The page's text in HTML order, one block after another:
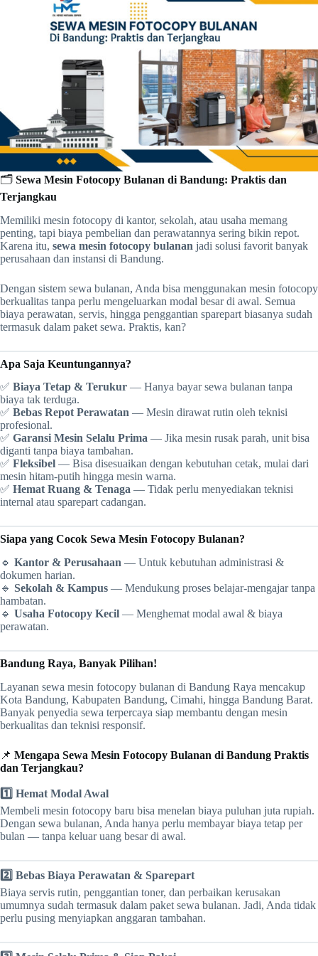
🗂️ Sewa Mesin Fotocopy Bulanan di Bandung: Praktis dan
Terjangkau
Memiliki mesin fotocopy di kantor, sekolah, atau usaha memang
penting, tapi biaya pembelian dan perawatannya sering bikin repot.
Karena itu, sewa mesin fotocopy bulanan jadi solusi favorit banyak
perusahaan dan instansi di Bandung.
Dengan sistem sewa bulanan, Anda bisa menggunakan mesin fotocopy
berkualitas tanpa perlu mengeluarkan modal besar di awal. Semua
biaya perawatan, servis, hingga penggantian sparepart biasanya sudah
termasuk dalam paket sewa. Praktis, kan?
Apa Saja Keuntungannya?
✅ Biaya Tetap & Terukur — Hanya bayar sewa bulanan tanpa
biaya tak terduga.
✅ Bebas Repot Perawatan — Mesin dirawat rutin oleh teknisi
profesional.
✅ Garansi Mesin Selalu Prima — Jika mesin rusak parah, unit bisa
diganti tanpa biaya tambahan.
✅ Fleksibel — Bisa disesuaikan dengan kebutuhan cetak, mulai dari
mesin hitam-putih hingga mesin warna.
✅ Hemat Ruang & Tenaga — Tidak perlu menyediakan teknisi
internal atau sparepart cadangan.
Siapa yang Cocok Sewa Mesin Fotocopy Bulanan?
🔹 Kantor & Perusahaan — Untuk kebutuhan administrasi &
dokumen harian.
🔹 Sekolah & Kampus — Mendukung proses belajar-mengajar tanpa
hambatan.
🔹 Usaha Fotocopy Kecil — Menghemat modal awal & biaya
perawatan.
Bandung Raya, Banyak Pilihan!
Layanan sewa mesin fotocopy bulanan di Bandung Raya mencakup
Kota Bandung, Kabupaten Bandung, Cimahi, hingga Bandung Barat.
Banyak penyedia sewa terpercaya siap membantu dengan mesin
berkualitas dan teknisi responsif.
📌 Mengapa Sewa Mesin Fotocopy Bulanan di Bandung Praktis
dan Terjangkau?
1️⃣ Hemat Modal Awal
Membeli mesin fotocopy baru bisa menelan biaya puluhan juta rupiah.
Dengan sewa bulanan, Anda hanya perlu membayar biaya tetap per
bulan — tanpa keluar uang besar di awal.
2️⃣ Bebas Biaya Perawatan & Sparepart
Biaya servis rutin, penggantian toner, dan perbaikan kerusakan
umumnya sudah termasuk dalam paket sewa bulanan. Jadi, Anda tidak
perlu pusing menyiapkan anggaran tambahan.